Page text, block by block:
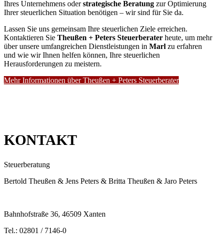
Ihres Unternehmens oderstrategische Beratung zur Optimierung
Ihrer steuerlichen Situation benötigen – wir sind für Sie da.
Lassen Sie uns gemeinsam Ihre steuerlichen Ziele erreichen.
Kontaktieren Sie Theußen + Peters Steuerberater heute, um mehr
über unsere umfangreichen Dienstleistungen in Marl zu erfahren
und wie wir Ihnen helfen können, Ihre steuerlichen
Herausforderungen zu meistern.
Mehr Informationen über Theußen + Peters Steuerberater
KONTAKT
Steuerberatung
Bertold Theußen & Jens Peters & Britta Theußen & Jaro Peters
Bahnhofstraße 36, 46509 Xanten
Tel.: 02801 / 7146-0